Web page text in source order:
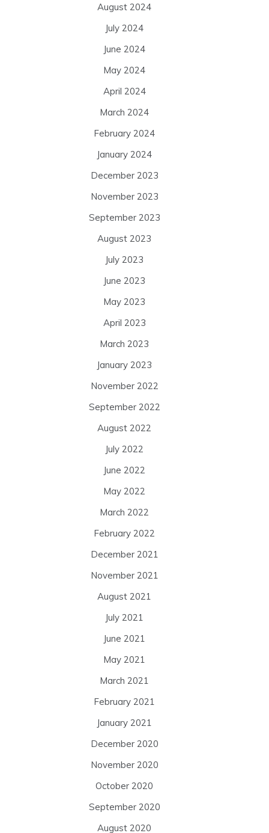
August 2024
July 2024
June 2024
May 2024
April 2024
March 2024
February 2024
January 2024
December 2023
November 2023
September 2023
August 2023
July 2023
June 2023
May 2023
April 2023
March 2023
January 2023
November 2022
September 2022
August 2022
July 2022
June 2022
May 2022
March 2022
February 2022
December 2021
November 2021
August 2021
July 2021
June 2021
May 2021
March 2021
February 2021
January 2021
December 2020
November 2020
October 2020
September 2020
August 2020